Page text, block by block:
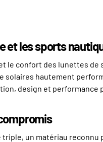
et les sports
le confort des lunettes
solaires hautement
design et
un matériau